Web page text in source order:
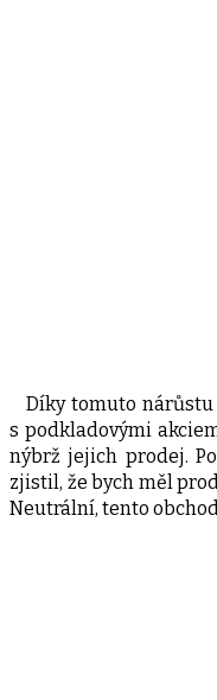
Díky tomuto nárůstu
s podkladovými
nýbrž jejich prodej.
zjistil, že bych měl
Neutrální, tento